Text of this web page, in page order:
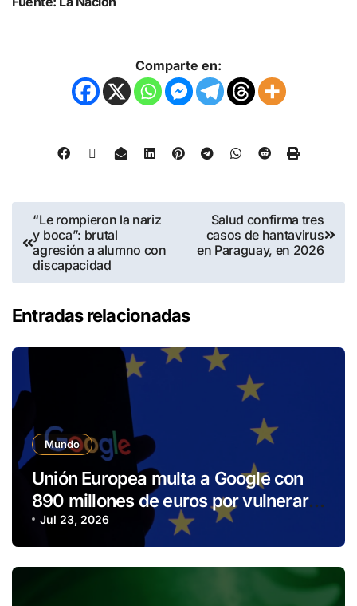
Comparte en:
“Le rompieron la nariz
y boca”: brutal
agresión a alumno con
discapacidad
Salud confirma tres
casos de hantavirus
en Paraguay, en 2026
Entradas relacionadas
Mundo
Unión Europea multa a Google con
890 millones de euros por vulnerar
normativa digital
Jul 23, 2026